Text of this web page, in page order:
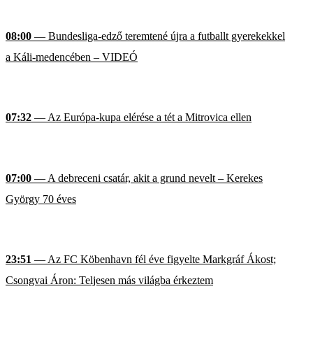
08:00 — Bundesliga-edző teremtené újra a futballt gyerekekkel
a Káli-medencében – VIDEÓ
07:32 — Az Európa-kupa elérése a tét a Mitrovica ellen
07:00 — A debreceni csatár, akit a grund nevelt – Kerekes
György 70 éves
23:51 — Az FC Köbenhavn fél éve figyelte Markgráf Ákost;
Csongvai Áron: Teljesen más világba érkeztem